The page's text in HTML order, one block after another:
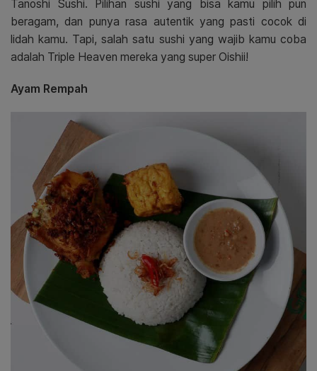
Tanoshi Sushi. Pilihan sushi yang bisa kamu pilih pun
beragam, dan punya rasa autentik yang pasti cocok di
lidah kamu. Tapi, salah satu sushi yang wajib kamu coba
adalah Triple Heaven mereka yang super Oishii!
Ayam Rempah